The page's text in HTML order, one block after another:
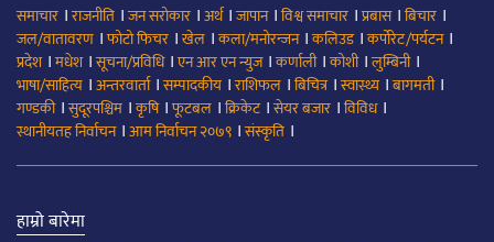
समाचार ।राजनीति ।जन सरोकार ।अर्थ।जापान।विश्व समाचार ।प्रबास।बिचार ।
जल/वातावरण ।फोटो फिचर ।खेल ।कला/मनोरन्जन।कलिउड।कर्पोरेट/पर्यटन।
प्रदेश।मधेश।सूचना/प्रविधि।एन आर एन न्युज।कर्णाली।कोशी।लुम्बिनी।
भाषा/साहित्य ।अन्तरवार्ता।सम्पादकीय ।राशिफल ।बिचित्र।स्वास्थ्य ।बागमती।
गण्डकी।सुदूरपश्चिम ।कृषि।फूटबल ।क्रिकेट।सेयर बजार ।विविध।
स्थानीयतह निर्वाचन।आम निर्वाचन २०७९ ।संस्कृति ।
हाम्रो बारेमा